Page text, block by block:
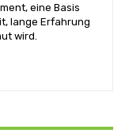
eine Basis
lange Erfahrung
wird.